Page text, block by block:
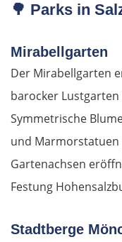
🌳 Parks in
Mirabellgarten
Der Mirabellgarten
barocker Lustgarten
Symmetrische
und Marmorstatuen
Gartenachsen
Festung
Stadtberge